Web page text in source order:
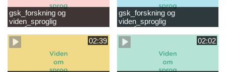
gsk_forskning og
viden_sproglig
forståelse_Støt dit barns
fortsatte læsning 8-10 år.mp4
gsk_forskning og
viden_sproglig
forståelse_Snak med dit barn
6 mdr-2 år.mp4
02:39 02:02